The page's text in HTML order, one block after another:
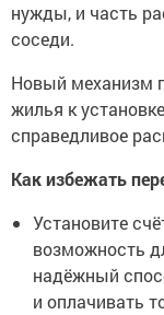
нужды, и часть
соседи.
Новый механизм
жилья к
справедливое
Как избежать
Установите
возможность
надёжный
и оплачивать